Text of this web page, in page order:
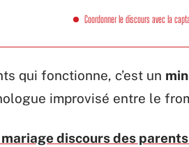
Coordonner le discours avec la
qui fonctionne, c’est un
improvisé entre le
discours des